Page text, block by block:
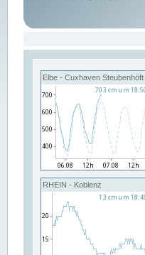
Elbe - Cuxhaven Steubenhöft
RHEIN - Koblenz